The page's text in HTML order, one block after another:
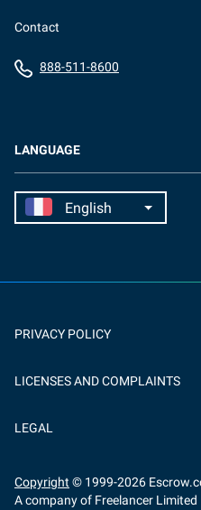
LANGUAGE
Contact
888-511-8600
PRIVACY POLICY
LICENSES AND COMPLAINTS
LEGAL
Copyright © 1999-2026
A company of Freelancer Limited